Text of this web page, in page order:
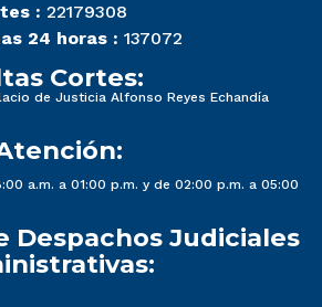
: 22179308
24 horas : 137072
Cortes:
de Justicia Alfonso Reyes Echandía
a.m. a 01:00 p.m. y de 02:00 p.m. a 05:00
Despachos Judiciales